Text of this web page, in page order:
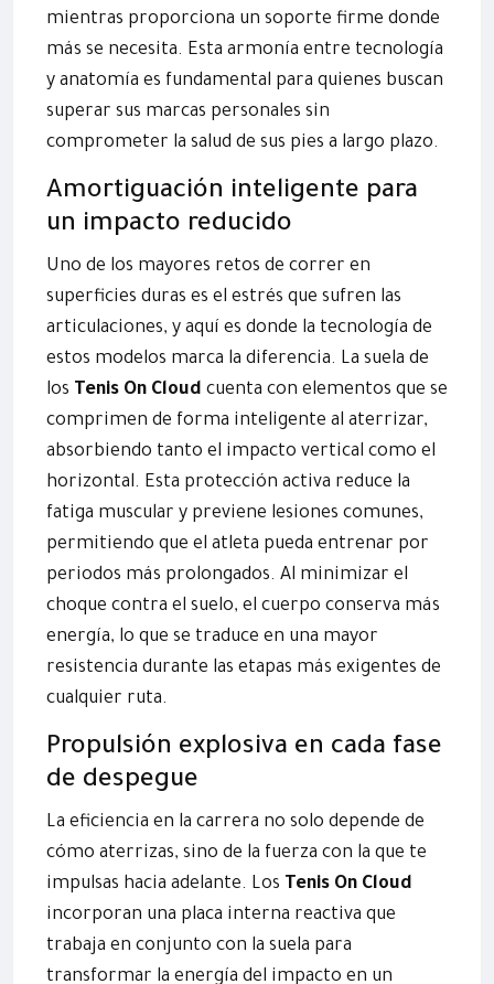
mientras proporciona un soporte firme donde
más se necesita. Esta armonía entre tecnología
y anatomía es fundamental para quienes buscan
superar sus marcas personales sin
comprometer la salud de sus pies a largo plazo.
Amortiguación inteligente para
un impacto reducido
Uno de los mayores retos de correr en
superficies duras es el estrés que sufren las
articulaciones, y aquí es donde la tecnología de
estos modelos marca la diferencia. La suela de
los Tenis On Cloud cuenta con elementos que se
comprimen de forma inteligente al aterrizar,
absorbiendo tanto el impacto vertical como el
horizontal. Esta protección activa reduce la
fatiga muscular y previene lesiones comunes,
permitiendo que el atleta pueda entrenar por
periodos más prolongados. Al minimizar el
choque contra el suelo, el cuerpo conserva más
energía, lo que se traduce en una mayor
resistencia durante las etapas más exigentes de
cualquier ruta.
Propulsión explosiva en cada fase
de despegue
La eficiencia en la carrera no solo depende de
cómo aterrizas, sino de la fuerza con la que te
impulsas hacia adelante. Los Tenis On Cloud
incorporan una placa interna reactiva que
trabaja en conjunto con la suela para
transformar la energía del impacto en un